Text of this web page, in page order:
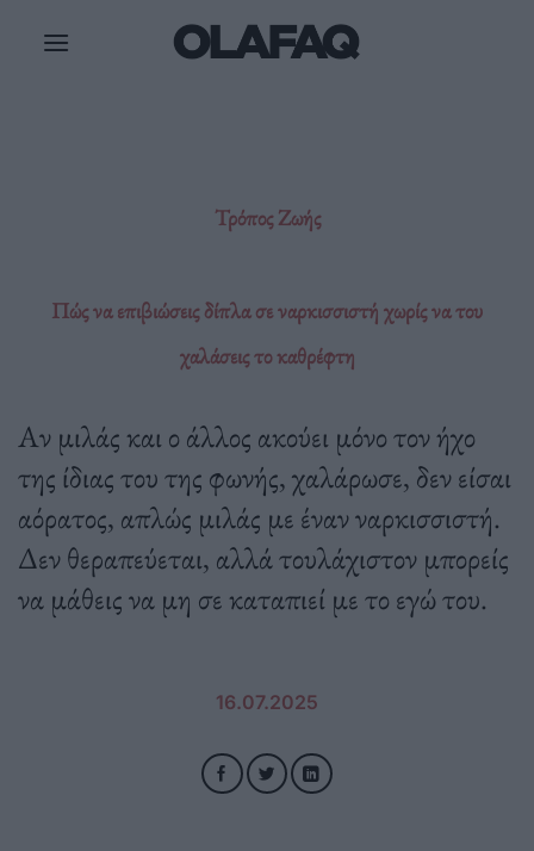
Τρόπος Ζωής
Πώς να επιβιώσεις δίπλα σε ναρκισσιστή χωρίς να του
χαλάσεις το καθρέφτη
Αν μιλάς και ο άλλος ακούει μόνο τον ήχο
της ίδιας του της φωνής, χαλάρωσε, δεν είσαι
αόρατος, απλώς μιλάς με έναν ναρκισσιστή.
Δεν θεραπεύεται, αλλά τουλάχιστον μπορείς
να μάθεις να μη σε καταπιεί με το εγώ του.
16.07.2025